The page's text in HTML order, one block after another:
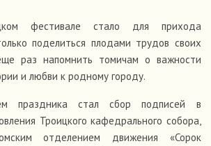
фестивале стало для прихода
поделиться плодами трудов своих
раз напомнить томичам о важности
и любви к родному городу.
праздника стал сбор подписей в
Троицкого кафедрального собора,
отделением движения «Сорок